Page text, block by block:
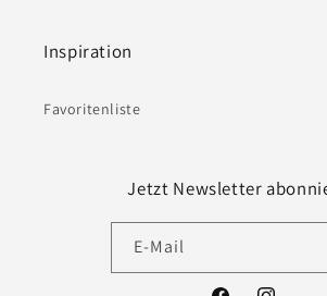
Inspiration
Favoritenliste
Jetzt Newsletter
E-Mail